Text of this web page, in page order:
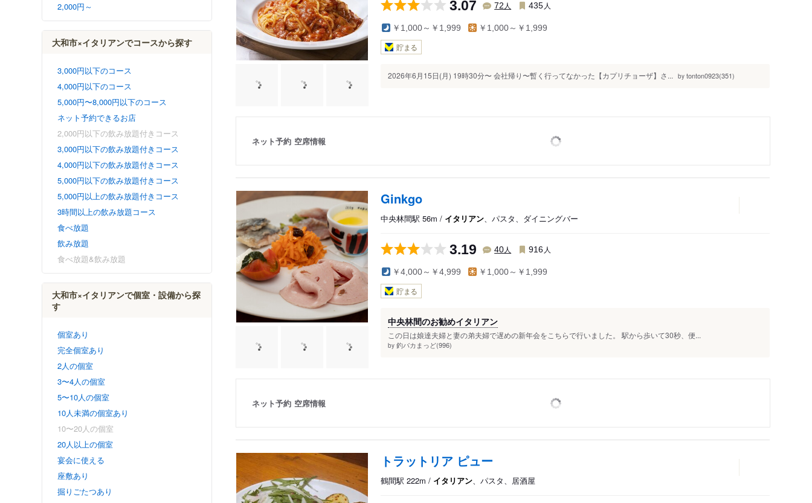
2,000円～
大和市×イタリアンでコースから探す
3,000円以下のコース
4,000円以下のコース
5,000円〜8,000円以下のコース
ネット予約できるお店
2,000円以下の飲み放題付きコース
3,000円以下の飲み放題付きコース
4,000円以下の飲み放題付きコース
5,000円以下の飲み放題付きコース
5,000円以上の飲み放題付きコース
3時間以上の飲み放題コース
食べ放題
飲み放題
食べ放題&飲み放題
大和市×イタリアンで個室・設備から探
す
個室あり
完全個室あり
2人の個室
3〜4人の個室
5〜10人の個室
10人未満の個室あり
10〜20人の個室
20人以上の個室
宴会に使える
座敷あり
掘りごたつあり
3.07 72 人 435 人
￥1,000～￥1,999 ￥1,000～￥1,999
貯まる
2026年6月15日(月) 19時30分〜 会社帰り〜暫く行ってなかった【カプリチョーザ】さ... by tonton0923(351)
ネット予約 空席情報
Ginkgo
中央林間駅 56m / イタリアン、パスタ、ダイニングバー
3.19 40人 916 人
￥4,000～￥4,999 ￥1,000～￥1,999
貯まる
中央林間のお勧めイタリアン
この日は娘達夫婦と妻の弟夫婦で遅めの新年会をこちらで行いました。 駅から歩いて30秒、便...
by 釣バカまっど(996)
ネット予約 空席情報
トラットリア ピュー
鶴間駅 222m / イタリアン、パスタ、居酒屋